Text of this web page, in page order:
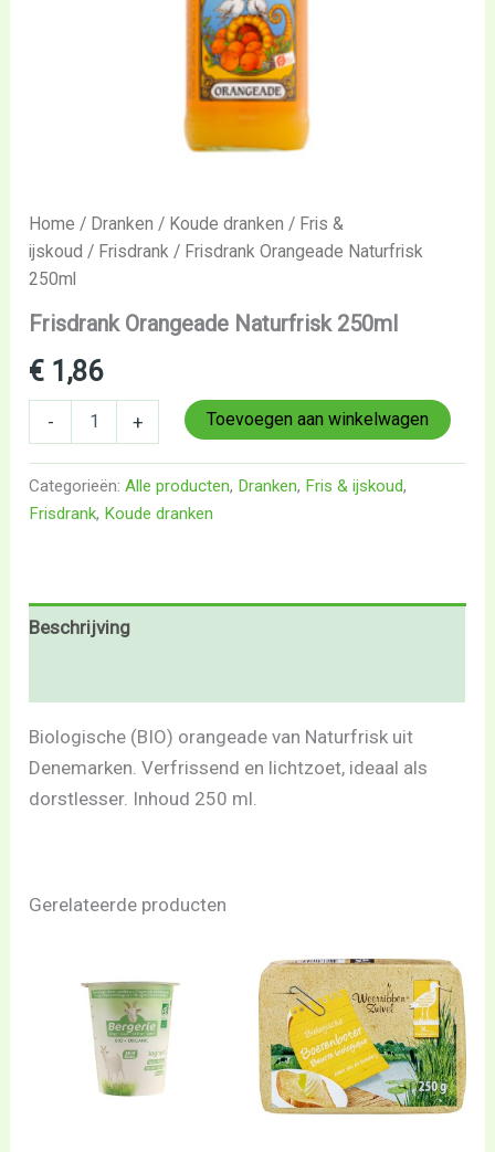
Home / Dranken / Koude dranken / Fris &
ijskoud / Frisdrank / Frisdrank Orangeade Naturfrisk
250ml
Frisdrank Orangeade Naturfrisk 250ml
€ 1,86
- + Toevoegen aan winkelwagen
Categorieën:Alle producten, Dranken, Fris & ijskoud,
Frisdrank, Koude dranken
Beschrijving
Biologische (BIO) orangeade van Naturfrisk uit
Denemarken. Verfrissend en lichtzoet, ideaal als
dorstlesser. Inhoud 250 ml.
Gerelateerde producten